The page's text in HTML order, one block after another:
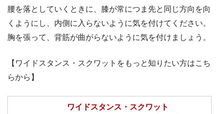
腰を落としていくときに、膝が常につま先と同じ方向を向
くようにし、内側に入らないように気を付けてください。
胸を張って、背筋が曲がらないように気を付けましょう。
【ワイドスタンス・スクワットをもっと知りたい方はこち
らから】
ワイドスタンス・スクワット